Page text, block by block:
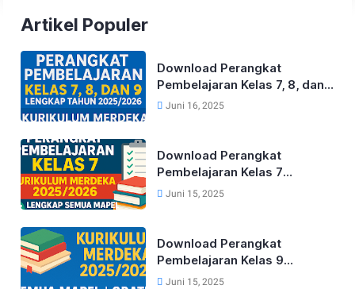
Artikel Populer
Download Perangkat
Pembelajaran Kelas 7, 8, dan
9 Lengkap Tahun 2025/2026
Juni 16, 2025
Download Perangkat
Pembelajaran Kelas 7
Kurikulum Merdeka Lengkap
Juni 15, 2025
Download Perangkat
Pembelajaran Kelas 9
Kurikulum Merdeka Lengkap
Juni 15, 2025